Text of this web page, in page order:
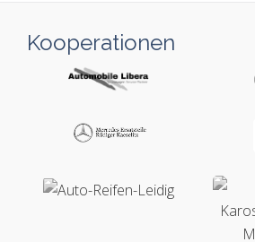
Kooperationen